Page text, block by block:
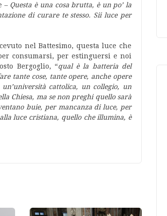
– Questa è una cosa brutta, è un po’ la
di curare te stesso. Sii luce per
nel Battesimo, questa luce che
consumarsi, per estinguersi e noi
Bergoglio, “qual è la batteria del
tante cose, tante opere, anche opere
cattolica, un collegio, un
Chiesa, ma se non preghi quello sarà
buie, per mancanza di luce, per
luce cristiana, quello che illumina, è